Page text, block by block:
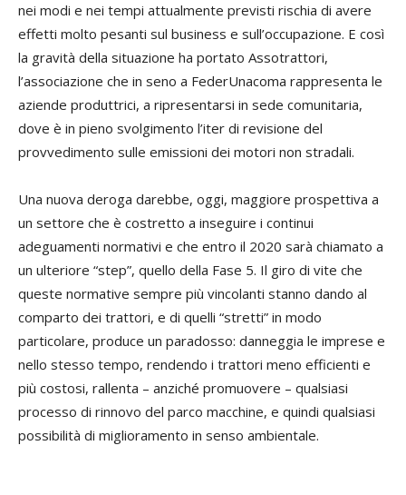
nei modi e nei tempi attualmente previsti rischia di avere
effetti molto pesanti sul business e sull’occupazione. E così
la gravità della situazione ha portato Assotrattori,
l’associazione che in seno a FederUnacoma rappresenta le
aziende produttrici, a ripresentarsi in sede comunitaria,
dove è in pieno svolgimento l’iter di revisione del
provvedimento sulle emissioni dei motori non stradali.
Una nuova deroga darebbe, oggi, maggiore prospettiva a
un settore che è costretto a inseguire i continui
adeguamenti normativi e che entro il 2020 sarà chiamato a
un ulteriore “step”, quello della Fase 5. Il giro di vite che
queste normative sempre più vincolanti stanno dando al
comparto dei trattori, e di quelli “stretti” in modo
particolare, produce un paradosso: danneggia le imprese e
nello stesso tempo, rendendo i trattori meno efficienti e
più costosi, rallenta – anziché promuovere – qualsiasi
processo di rinnovo del parco macchine, e quindi qualsiasi
possibilità di miglioramento in senso ambientale.